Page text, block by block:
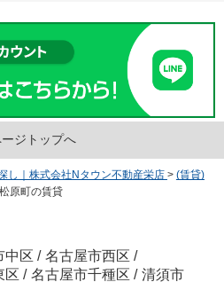
ジトップへ
し｜株式会社Nタウン不動産栄店 > (賃貸)
松原町の賃貸
中区 / 名古屋市西区 /
区 / 名古屋市千種区 / 清須市